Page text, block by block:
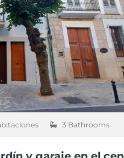
3 Bathrooms